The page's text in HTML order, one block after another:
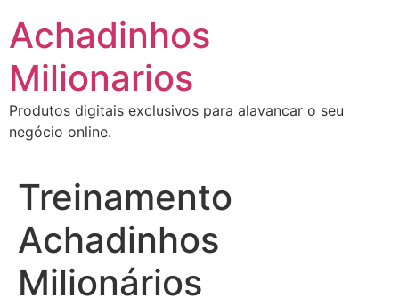
para
conteúdo
Achadinhos
Milionarios
Produtos digitais exclusivos para alavancar o seu
negócio online.
Treinamento
Achadinhos
Milionários